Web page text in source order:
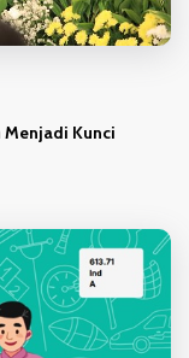
Menjadi Kunci